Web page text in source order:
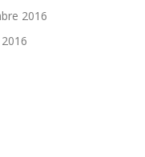
2016